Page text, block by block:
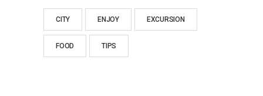
CITY ENJOY EXCURSION
FOOD TIPS